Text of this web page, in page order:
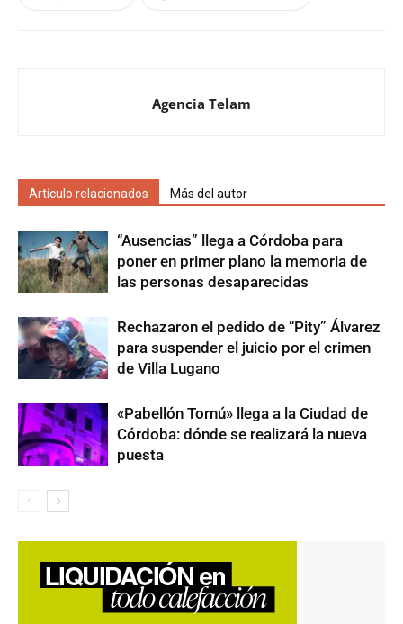
Agencia Telam
Artículo relacionados Más del autor
“Ausencias” llega a Córdoba para
poner en primer plano la memoria de
las personas desaparecidas
Rechazaron el pedido de “Pity” Álvarez
para suspender el juicio por el crimen
de Villa Lugano
«Pabellón Tornú» llega a la Ciudad de
Córdoba: dónde se realizará la nueva
puesta